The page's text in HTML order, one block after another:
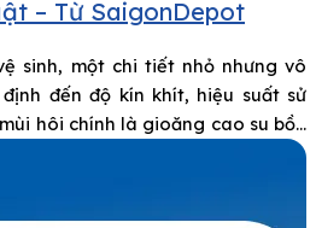
– Từ SaigonDepot
sinh, một chi tiết nhỏ nhưng vô
đến độ kín khít, hiệu suất sử
hôi chính là gioăng cao su bồn
sẽ hướng dẫn bạn chi